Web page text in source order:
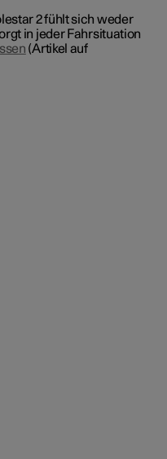
2 fühlt sich weder
in jeder Fahrsituation
(Artikel auf